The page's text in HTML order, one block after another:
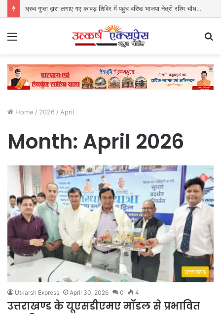
ध्रुव गुप्ता द्वारा लगाए गए कावड़ शिविर में पहुंच वरिष्ठ भाजपा नेत्री रश्मि चौधरी ने किया प्रसाद वितरित
Home / 2026 / April
Month: April 2026
उत्तराखण्ड
Utkarsh Express April 30, 2026 0 4
उत्तराखण्ड के यूएसडीएमए मॉडल से प्रभावित